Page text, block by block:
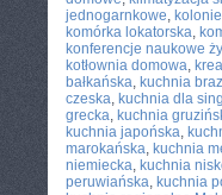
jednogarnkowe,
komórka lokatorska,
konferencje naukowe
kotłownia domowa,
bałkańska, kuchnia
czeska, kuchnia dla
grecka, kuchnia
kuchnia japońska,
marokańska, kuchnia
niemiecka, kuchnia
peruwiańska, kuchnia